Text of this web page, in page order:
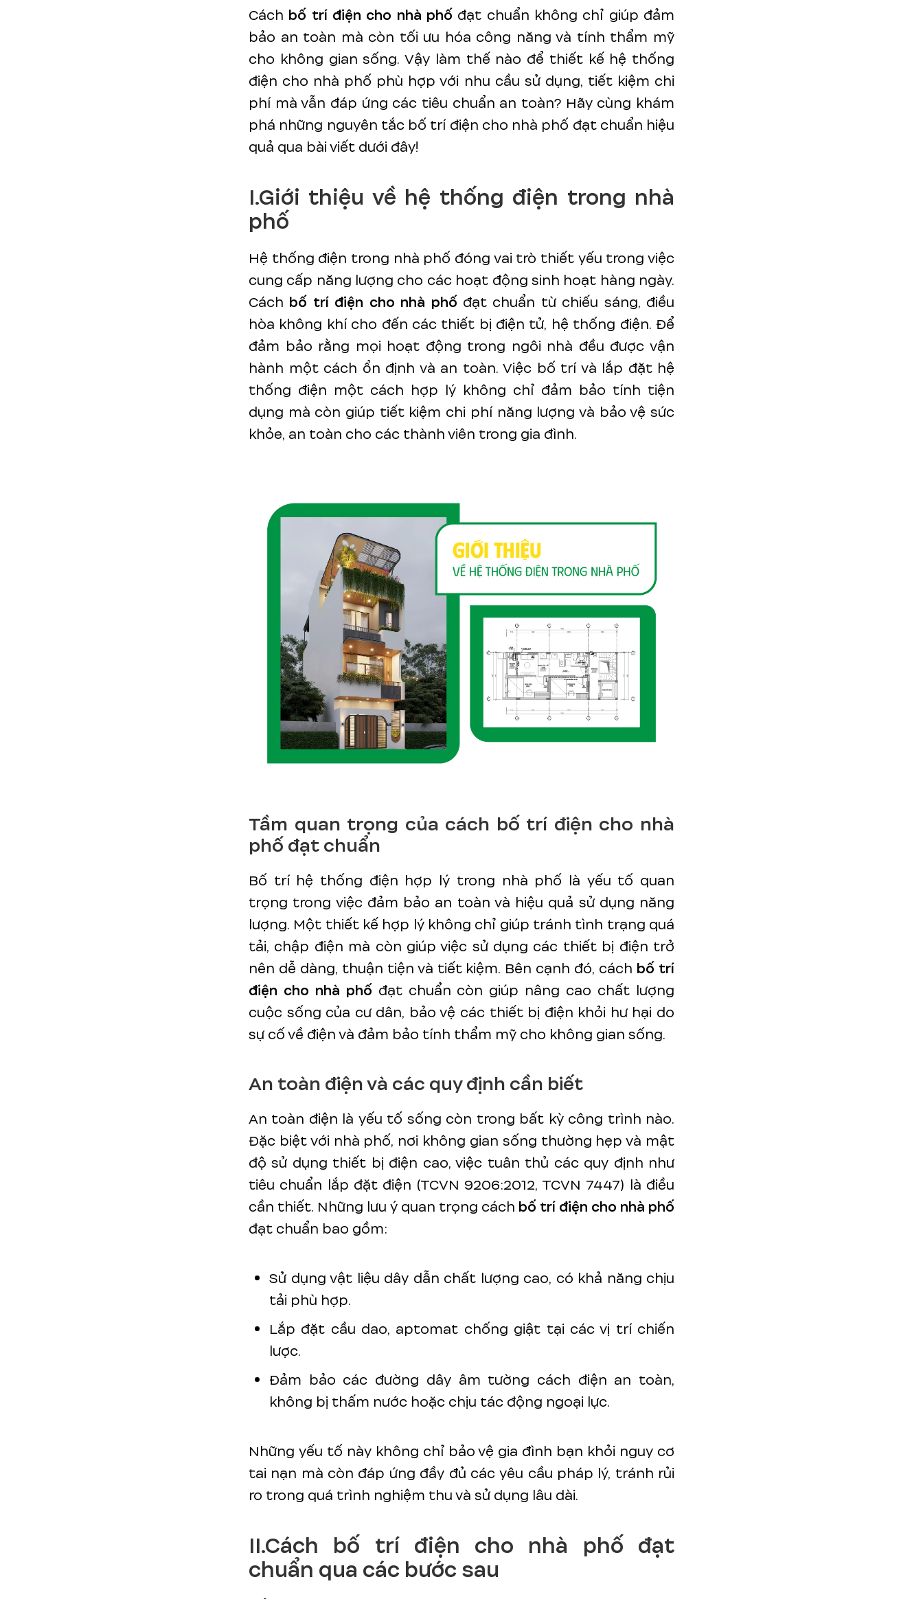
Cách bố trí điện cho nhà phố đạt chuẩn không chỉ giúp đảm
bảo an toàn mà còn tối ưu hóa công năng và tính thẩm mỹ
cho không gian sống. Vậy làm thế nào để thiết kế hệ thống
điện cho nhà phố phù hợp với nhu cầu sử dụng, tiết kiệm chi
phí mà vẫn đáp ứng các tiêu chuẩn an toàn? Hãy cùng khám
phá những nguyên tắc bố trí điện cho nhà phố đạt chuẩn hiệu
quả qua bài viết dưới đây!
I.Giới thiệu về hệ thống điện trong nhà
phố
Hệ thống điện trong nhà phố đóng vai trò thiết yếu trong việc
cung cấp năng lượng cho các hoạt động sinh hoạt hàng ngày.
Cách bố trí điện cho nhà phốđạt chuẩn từ chiếu sáng, điều
hòa không khí cho đến các thiết bị điện tử, hệ thống điện. Để
đảm bảo rằng mọi hoạt động trong ngôi nhà đều được vận
hành một cách ổn định và an toàn. Việc bố trí và lắp đặt hệ
thống điện một cách hợp lý không chỉ đảm bảo tính tiện
dụng mà còn giúp tiết kiệm chi phí năng lượng và bảo vệ sức
khỏe, an toàn cho các thành viên trong gia đình.
Tầm quan trọng của cách bố trí điện cho nhà
phố đạt chuẩn
Bố trí hệ thống điện hợp lý trong nhà phố là yếu tố quan
trọng trong việc đảm bảo an toàn và hiệu quả sử dụng năng
lượng. Một thiết kế hợp lý không chỉ giúp tránh tình trạng quá
tải, chập điện mà còn giúp việc sử dụng các thiết bị điện trở
nên dễ dàng, thuận tiện và tiết kiệm. Bên cạnh đó, cách bố trí
điện cho nhà phốđạt chuẩn còn giúp nâng cao chất lượng
cuộc sống của cư dân, bảo vệ các thiết bị điện khỏi hư hại do
sự cố về điện và đảm bảo tính thẩm mỹ cho không gian sống.
An toàn điện và các quy định cần biết
An toàn điện là yếu tố sống còn trong bất kỳ công trình nào.
Đặc biệt với nhà phố, nơi không gian sống thường hẹp và mật
độ sử dụng thiết bị điện cao, việc tuân thủ các quy định như
tiêu chuẩn lắp đặt điện (TCVN 9206:2012, TCVN 7447) là điều
cần thiết. Những lưu ý quan trọng cách bố trí điện cho nhà phố
đạt chuẩn bao gồm:
Sử dụng vật liệu dây dẫn chất lượng cao, có khả năng chịu
tải phù hợp.
Lắp đặt cầu dao, aptomat chống giật tại các vị trí chiến
lược.
Đảm bảo các đường dây âm tường cách điện an toàn,
không bị thấm nước hoặc chịu tác động ngoại lực.
Những yếu tố này không chỉ bảo vệ gia đình bạn khỏi nguy cơ
tai nạn mà còn đáp ứng đầy đủ các yêu cầu pháp lý, tránh rủi
ro trong quá trình nghiệm thu và sử dụng lâu dài.
II.Cách bố trí điện cho nhà phố đạt
chuẩn qua các bước sau